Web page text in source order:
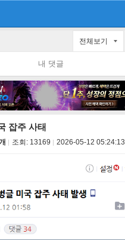
전체보기
내 댓글
잡주 사태
조회: 13169 2026-05-12 05:24:13